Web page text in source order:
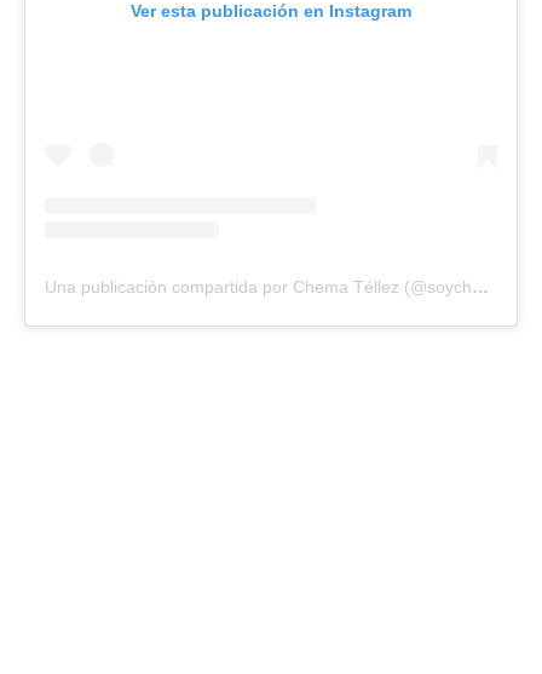
Ver esta publicación en Instagram
Una publicación compartida por Chema Téllez (@soychematellez)